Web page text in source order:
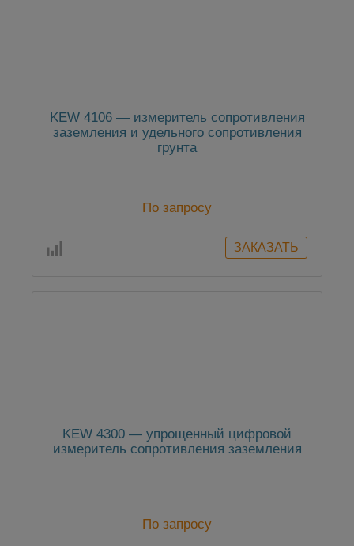
KEW 4106 — измеритель сопротивления
заземления и удельного сопротивления
грунта
По запросу
KEW 4300 — упрощенный цифровой
измеритель сопротивления заземления
По запросу